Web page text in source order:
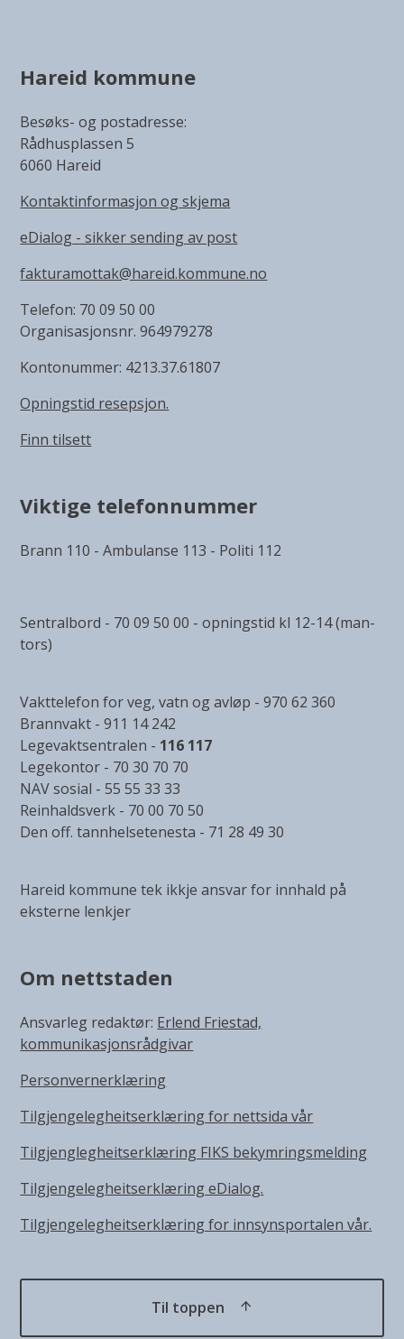
Hareid kommune
Besøks- og postadresse:
Rådhusplassen 5
6060 Hareid
Kontaktinformasjon og skjema
eDialog - sikker sending av post
fakturamottak@hareid.kommune.no
Telefon: 70 09 50 00
Organisasjonsnr. 964979278
Kontonummer: 4213.37.61807
Opningstid resepsjon.
Finn tilsett
Viktige telefonnummer
Brann 110 - Ambulanse 113 - Politi 112
Sentralbord - 70 09 50 00 - opningstid kl 12-14 (man-
tors)
Vakttelefon for veg, vatn og avløp - 970 62 360
Brannvakt - 911 14 242
Legevaktsentralen - 116 117
Legekontor - 70 30 70 70
NAV sosial - 55 55 33 33
Reinhaldsverk - 70 00 70 50
Den off. tannhelsetenesta - 71 28 49 30
Hareid kommune tek ikkje ansvar for innhald på
eksterne lenkjer
Om nettstaden
Ansvarleg redaktør: Erlend Friestad,
kommunikasjonsrådgivar
Personvernerklæring
Tilgjengelegheitserklæring for nettsida vår
Tilgjenglegheitserklæring FIKS bekymringsmelding
Tilgjengelegheitserklæring eDialog.
Tilgjengelegheitserklæring for innsynsportalen vår.
Til toppen